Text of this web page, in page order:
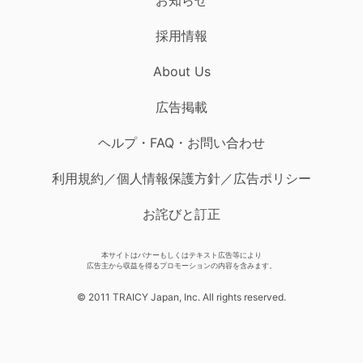
採用情報
About Us
広告掲載
ヘルプ・FAQ・お問い合わせ
利用規約／個人情報保護方針／広告ポリシー
お詫びと訂正
本サイトはバナーもしくはテキスト広告等により
広告主から収益を得るプロモーションの内容を含みます。
© 2011 TRAICY Japan, Inc. All rights reserved.